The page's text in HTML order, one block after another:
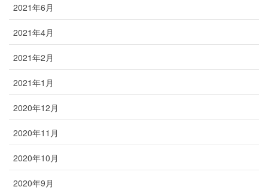
2021年6月
2021年4月
2021年2月
2021年1月
2020年12月
2020年11月
2020年10月
2020年9月